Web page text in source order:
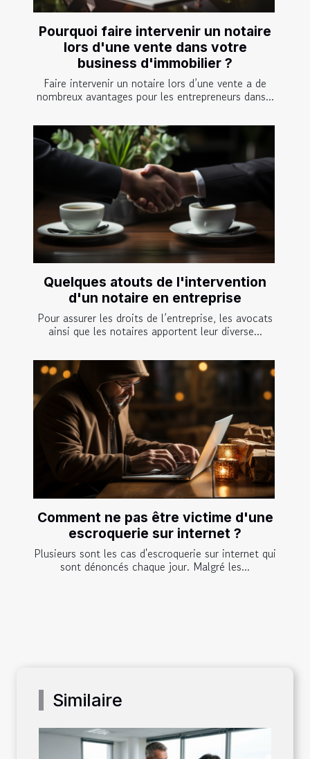
Pourquoi faire intervenir un notaire
lors d'une vente dans votre
business d'immobilier ?
Faire intervenir un notaire lors d’une vente a de
nombreux avantages pour les entrepreneurs dans...
Quelques atouts de l'intervention
d'un notaire en entreprise
Pour assurer les droits de l’entreprise, les avocats
ainsi que les notaires apportent leur diverse...
Comment ne pas être victime d'une
escroquerie sur internet ?
Plusieurs sont les cas d'escroquerie sur internet qui
sont dénoncés chaque jour. Malgré les...
Similaire